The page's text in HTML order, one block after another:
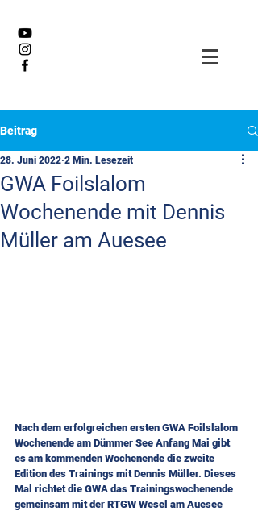
Beitrag
GWA Foilslalom
Wochenende mit Dennis
Müller am Auesee
28. Juni 2022 2 Min. Lesezeit
Nach dem erfolgreichen ersten GWA Foilslalom
Wochenende am Dümmer See Anfang Mai gibt
es am kommenden Wochenende die zweite
Edition des Trainings mit Dennis Müller. Dieses
Mal richtet die GWA das Trainingswochenende
gemeinsam mit der RTGW Wesel am Auesee